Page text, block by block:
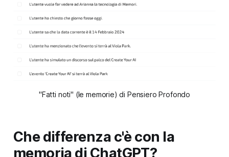
"Fatti noti" (le memorie) di Pensiero Profondo
Che differenza c'è con la
memoria di ChatGPT?